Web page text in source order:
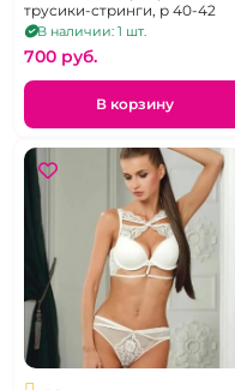
трусики-стринги, р 40-42
В наличии: 1 шт.
700 pуб.
В корзину